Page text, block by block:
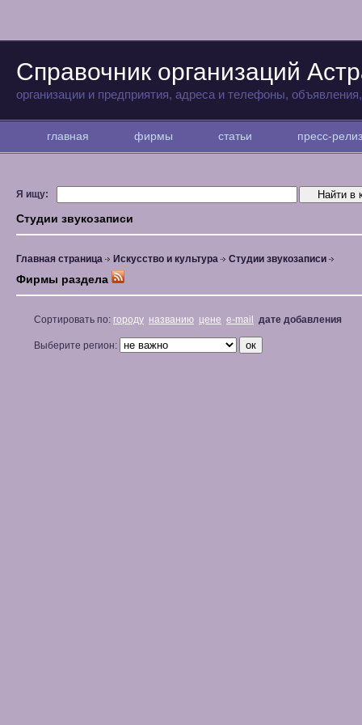
Справочник организаций
организации и предприятия, адреса и телефоны,
главная фирмы статьи пресс-
Я ищу:
Студии звукозаписи
Главная страница Искусство и культура Студии звукозаписи
Фирмы раздела
Сортировать по: городу названию цене e-mail дате добавления
Выберите регион: